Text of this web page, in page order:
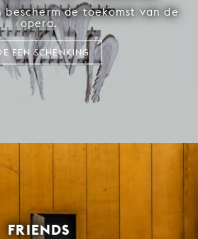
bescherm de toekomst van de
opera.
EEN SCHENKING
FRIENDS